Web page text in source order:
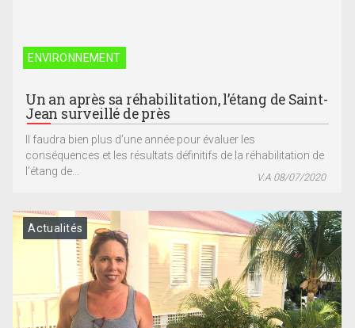
ENVIRONNEMENT
Un an après sa réhabilitation, l’étang de Saint-
Jean surveillé de près
Il faudra bien plus d’une année pour évaluer les
conséquences et les résultats définitifs de la réhabilitation de
l’étang de...
V.A 08/07/2020
Actualités